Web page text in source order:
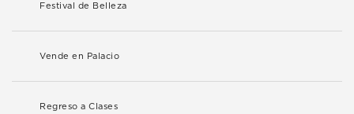
Festival de Belleza
Vende en Palacio
Regreso a Clases